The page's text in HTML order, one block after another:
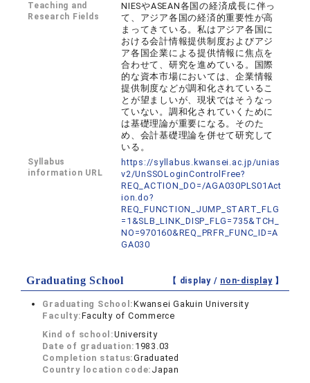
Teaching and
Research Fields
NIESやASEAN各国の経済成長に伴っ
て、アジア各国の経済的重要性が高
まってきている。私はアジア各国に
おける会計情報提供制度およびアジ
ア各国企業による提供情報に焦点を
合わせて、研究を進めている。国際
的な資本市場においては、企業情報
提供制度などが調和化されているこ
とが望ましいが、現状ではそうなっ
ていない。調和化されていくために
は基礎理論が重要になる。そのた
め、会計基礎理論を併せて研究して
いる。
Syllabus
information URL
https://syllabus.kwansei.ac.jp/unias
v2/UnSSOLoginControlFree?
REQ_ACTION_DO=/AGA030PLS01Act
ion.do?
REQ_FUNCTION_JUMP_START_FLG
=1&SLB_LINK_DISP_FLG=735&TCH_
NO=970160&REQ_PRFR_FUNC_ID=A
GA030
Graduating School 【 display / non-display】
Graduating School:Kwansei Gakuin University
Faculty:Faculty of Commerce
Kind of school:University
Date of graduation: 1983.03
Completion status:Graduated
Country location code: Japan